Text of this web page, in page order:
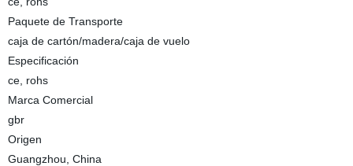
Paquete de Transporte
caja de cartón/madera/caja de vuelo
Especificación
ce, rohs
Marca Comercial
gbr
Origen
Guangzhou, China